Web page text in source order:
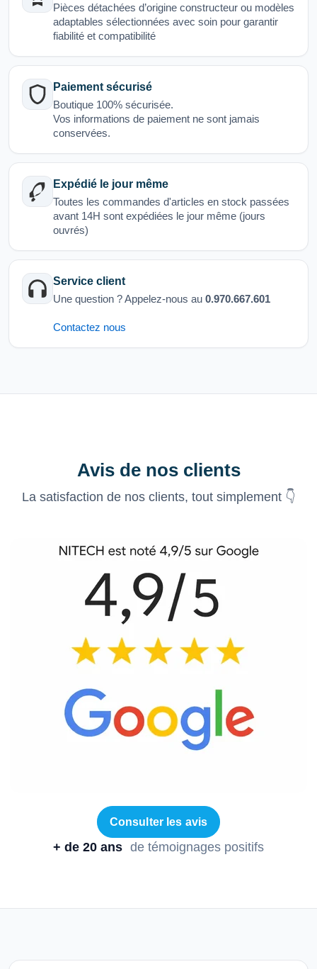
Pièces détachées d’origine constructeur ou modèles
adaptables sélectionnées avec soin pour garantir
fiabilité et compatibilité
Paiement sécurisé
Boutique 100% sécurisée.
Vos informations de paiement ne sont jamais
conservées.
Expédié le jour même
Toutes les commandes d'articles en stock passées
avant 14H sont expédiées le jour même (jours
ouvrés)
Service client
Une question ? Appelez-nous au 0.970.667.601
Contactez nous
Avis de nos clients
La satisfaction de nos clients, tout simplement 👇
Consulter les avis
+ de 20 ans de témoignages positifs